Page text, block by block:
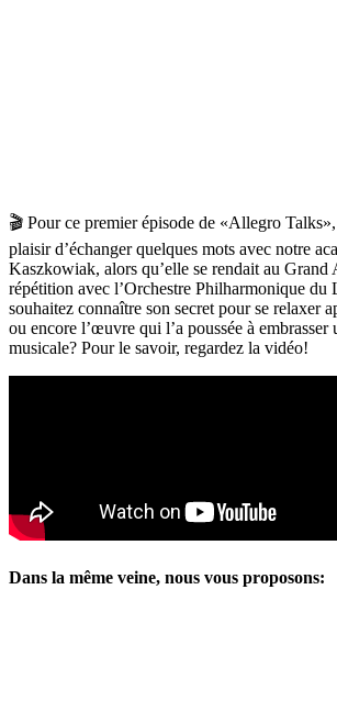
🎬 Pour ce premier épisode de «Allegro
plaisir d’échanger quelques mots avec notre
Kaszkowiak, alors qu’elle se rendait au
répétition avec l’Orchestre Philharmonique du
souhaitez connaître son secret pour se relaxer
ou encore l’œuvre qui l’a poussée à embrasser
musicale? Pour le savoir, regardez la vidéo!
Dans la même veine, nous vous proposons: